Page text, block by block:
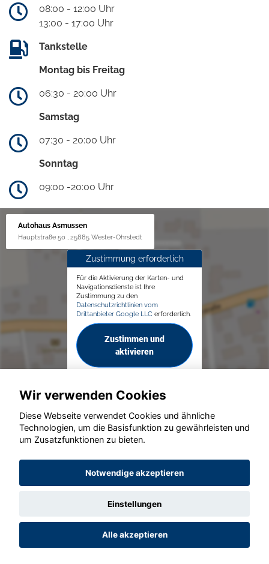
08:00 - 12:00 Uhr
13:00 - 17:00 Uhr
Tankstelle
Montag bis Freitag
06:30 - 20:00 Uhr
Samstag
07:30 - 20:00 Uhr
Sonntag
09:00 -20:00 Uhr
Autohaus Asmussen
Hauptstraße 50 , 25885 Wester-Ohrstedt
Zustimmung erforderlich
Für die Aktivierung der Karten- und
Navigationsdienste ist Ihre
Zustimmung zu den
Datenschutzrichtlinien vom
Drittanbieter Google LLC erforderlich.
Zustimmen und
aktivieren
© konjunkturmotor.de GmbH 2020 - 2026
Wir verwenden Cookies
Diese Webseite verwendet Cookies und ähnliche
Technologien, um die Basisfunktion zu gewährleisten und
um Zusatzfunktionen zu bieten.
Notwendige akzeptieren
Einstellungen
Alle akzeptieren